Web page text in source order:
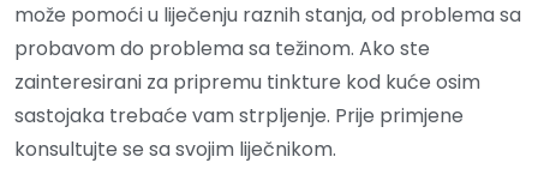
može pomoći u liječenju raznih stanja, od problema sa
probavom do problema sa težinom. Ako ste
zainteresirani za pripremu tinkture kod kuće osim
sastojaka trebaće vam strpljenje. Prije primjene
konsultujte se sa svojim liječnikom.